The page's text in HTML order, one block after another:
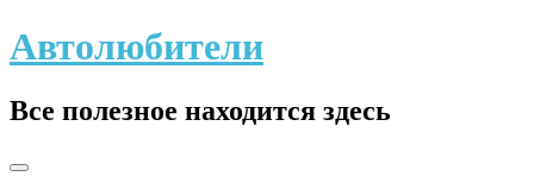
Skip
to
Автолюбители
Все полезное находится здесь